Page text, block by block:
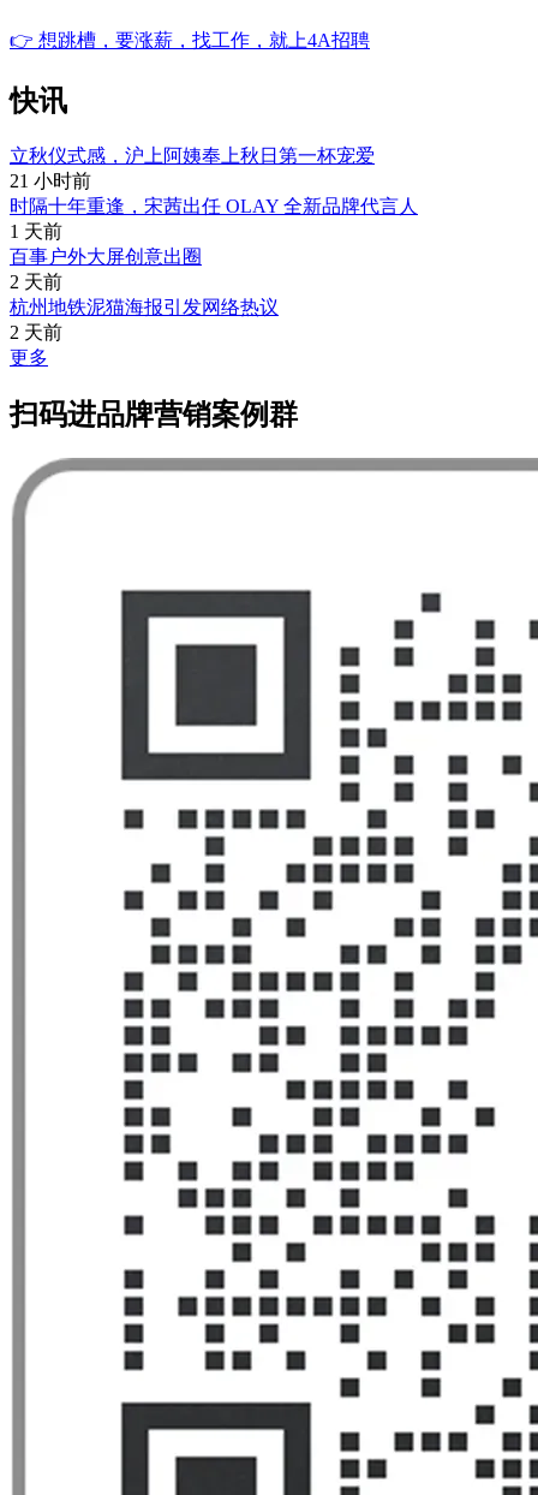
👉 想跳槽，要涨薪，找工作，就上4A招聘
快讯
立秋仪式感，沪上阿姨奉上秋日第一杯宠爱
21 小时前
时隔十年重逢，宋茜出任 OLAY 全新品牌代言人
1 天前
百事户外大屏创意出圈
2 天前
杭州地铁泥猫海报引发网络热议
2 天前
更多
扫码进品牌营销案例群